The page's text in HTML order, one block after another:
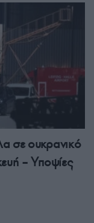
σε ουκρανικό
– Υποψίες